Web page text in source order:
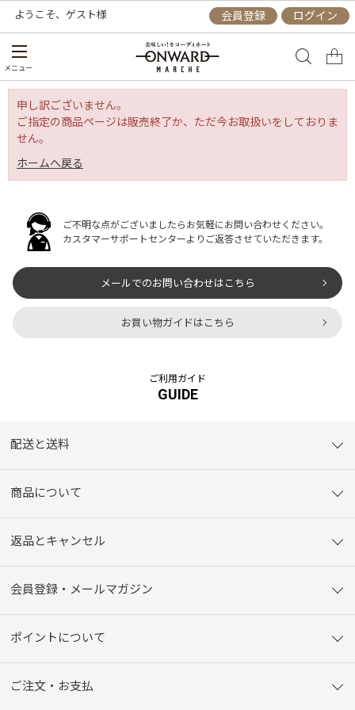
ようこそ、 ゲスト様 会員登録 ログイン
メニュー
申し訳ございません。
ご指定の商品ページは販売終了か、ただ今お取扱いをしておりま
せん。
ホームへ戻る
ご不明な点がございましたらお気軽にお問い合わせください。
カスタマーサポートセンターよりご返答させていただきます。
メールでのお問い合わせはこちら
お買い物ガイドはこちら
ご利用ガイド
GUIDE
配送と送料
商品について
返品とキャンセル
会員登録・メールマガジン
ポイントについて
ご注文・お支払